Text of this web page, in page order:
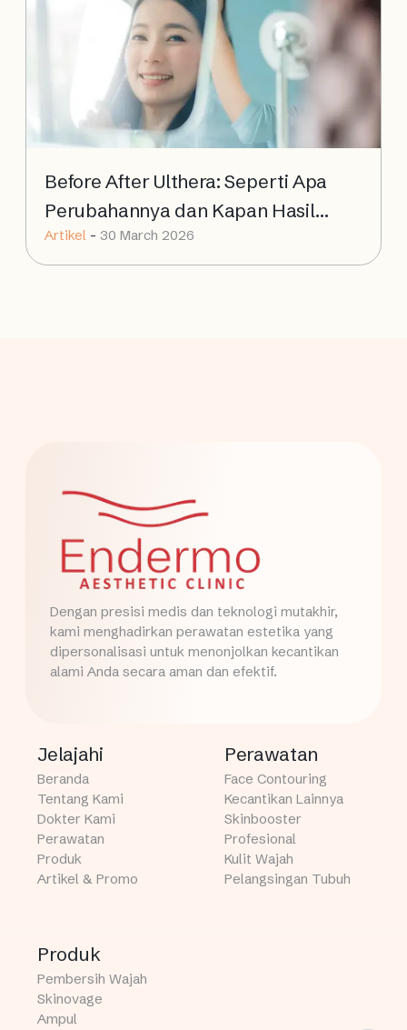
Before After Ulthera: Seperti Apa
Perubahannya dan Kapan Hasil
Terlihat?
Artikel -30 March 2026
Dengan presisi medis dan teknologi mutakhir,
kami menghadirkan perawatan estetika yang
dipersonalisasi untuk menonjolkan kecantikan
alami Anda secara aman dan efektif.
Jelajahi
Beranda
Tentang Kami
Dokter Kami
Perawatan
Produk
Artikel & Promo
Perawatan
Face Contouring
Kecantikan Lainnya
Skinbooster
Profesional
Kulit Wajah
Pelangsingan Tubuh
Produk
Pembersih Wajah
Skinovage
Ampul